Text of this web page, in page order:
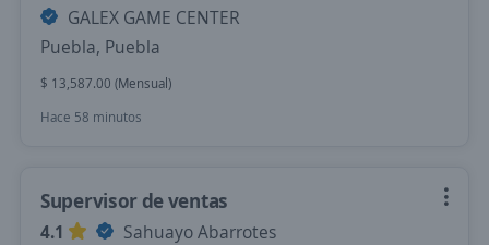
GALEX GAME CENTER
Puebla, Puebla
$ 13,587.00 (Mensual)
Hace 58 minutos
Supervisor de ventas
4.1
Sahuayo Abarrotes